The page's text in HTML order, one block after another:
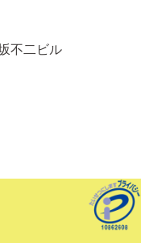
不二ビル